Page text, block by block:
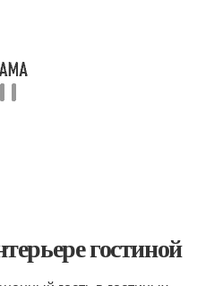
гостиной